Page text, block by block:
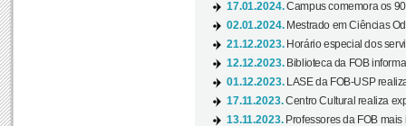
17.01.2024.Campus comemora os
02.01.2024. Mestrado em Ciências
21.12.2023. Horário especial dos
12.12.2023. Biblioteca da FOB
01.12.2023.
LASE da FOB-USP
17.11.2023.Centro Cultural realiza
13.11.2023. Professores da FOB